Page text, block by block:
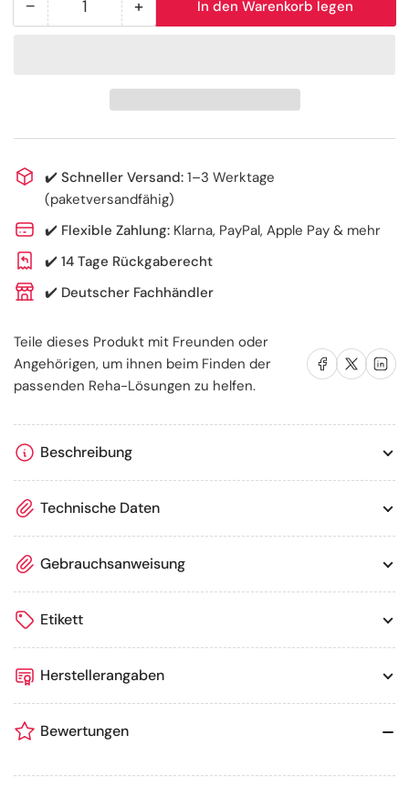
− Menge
Anzahl +Menge
In den Warenkorb legen
✔️ Schneller Versand: 1–3 Werktage
(paketversandfähig)
✔️ Flexible Zahlung: Klarna, PayPal, Apple Pay & mehr
✔️ 14 Tage Rückgaberecht
✔️ Deutscher Fachhändler
Teile dieses Produkt mit Freunden oder
Angehörigen, um ihnen beim Finden der
passenden Reha-Lösungen zu helfen.
Auf Facebook teilenAuf X teilenAuf LinkedIn
Beschreibung
Technische Daten
Gebrauchsanweisung
Etikett
Herstellerangaben
Bewertungen